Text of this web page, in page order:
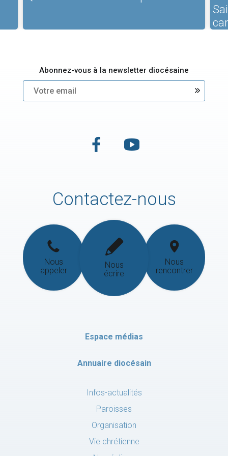
Abonnez-vous à la newsletter diocésaine
Contactez-nous
Nous
appeler
Nous
écrire
Nous
rencontrer
Espace médias
Annuaire diocésain
Infos-actualités
Paroisses
Organisation
Vie chrétienne